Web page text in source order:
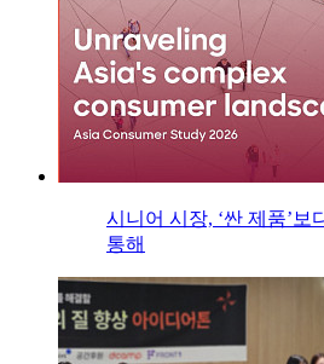
시니어 시장, ‘싼 제품’보
통해